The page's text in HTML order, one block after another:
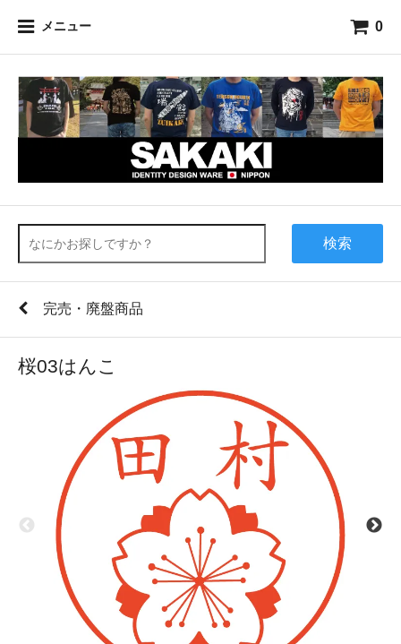
メニュー 0
検索
完売・廃盤商品
桜03はんこ